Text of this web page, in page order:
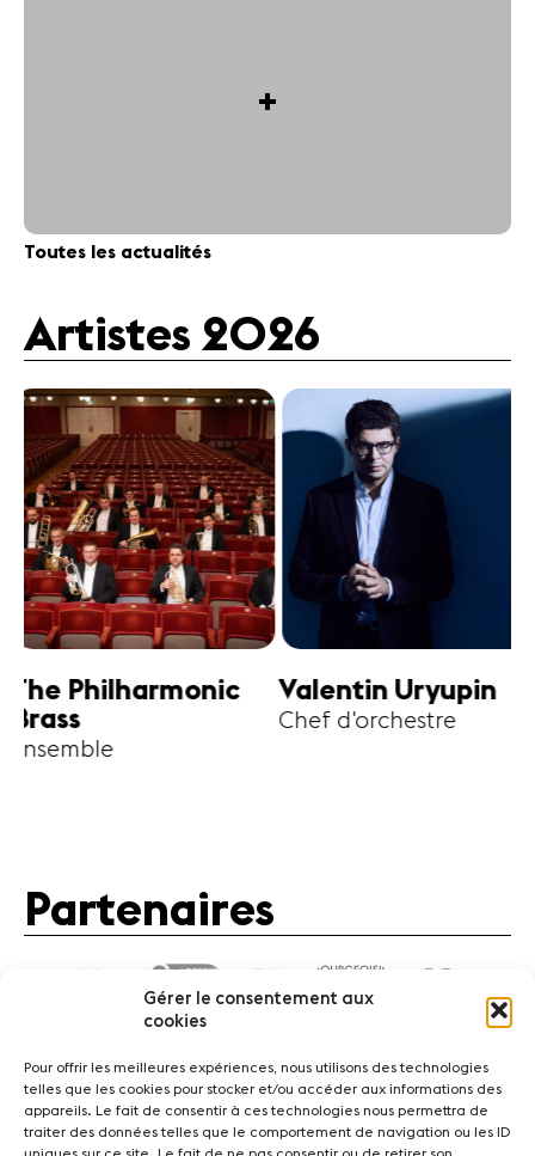
Gérer le consentement aux
cookies
Pour offrir les meilleures expériences, nous utilisons des technologies
telles que les cookies pour stocker et/ou accéder aux informations des
appareils. Le fait de consentir à ces technologies nous permettra de
traiter des données telles que le comportement de navigation ou les ID
+
Toutes les actualités
Artistes 2026
Valentin Uryupin
Chef d'orchestre
Amihai
Alto
Partenaires
ActualitésConcerts Bénévoles Médiation